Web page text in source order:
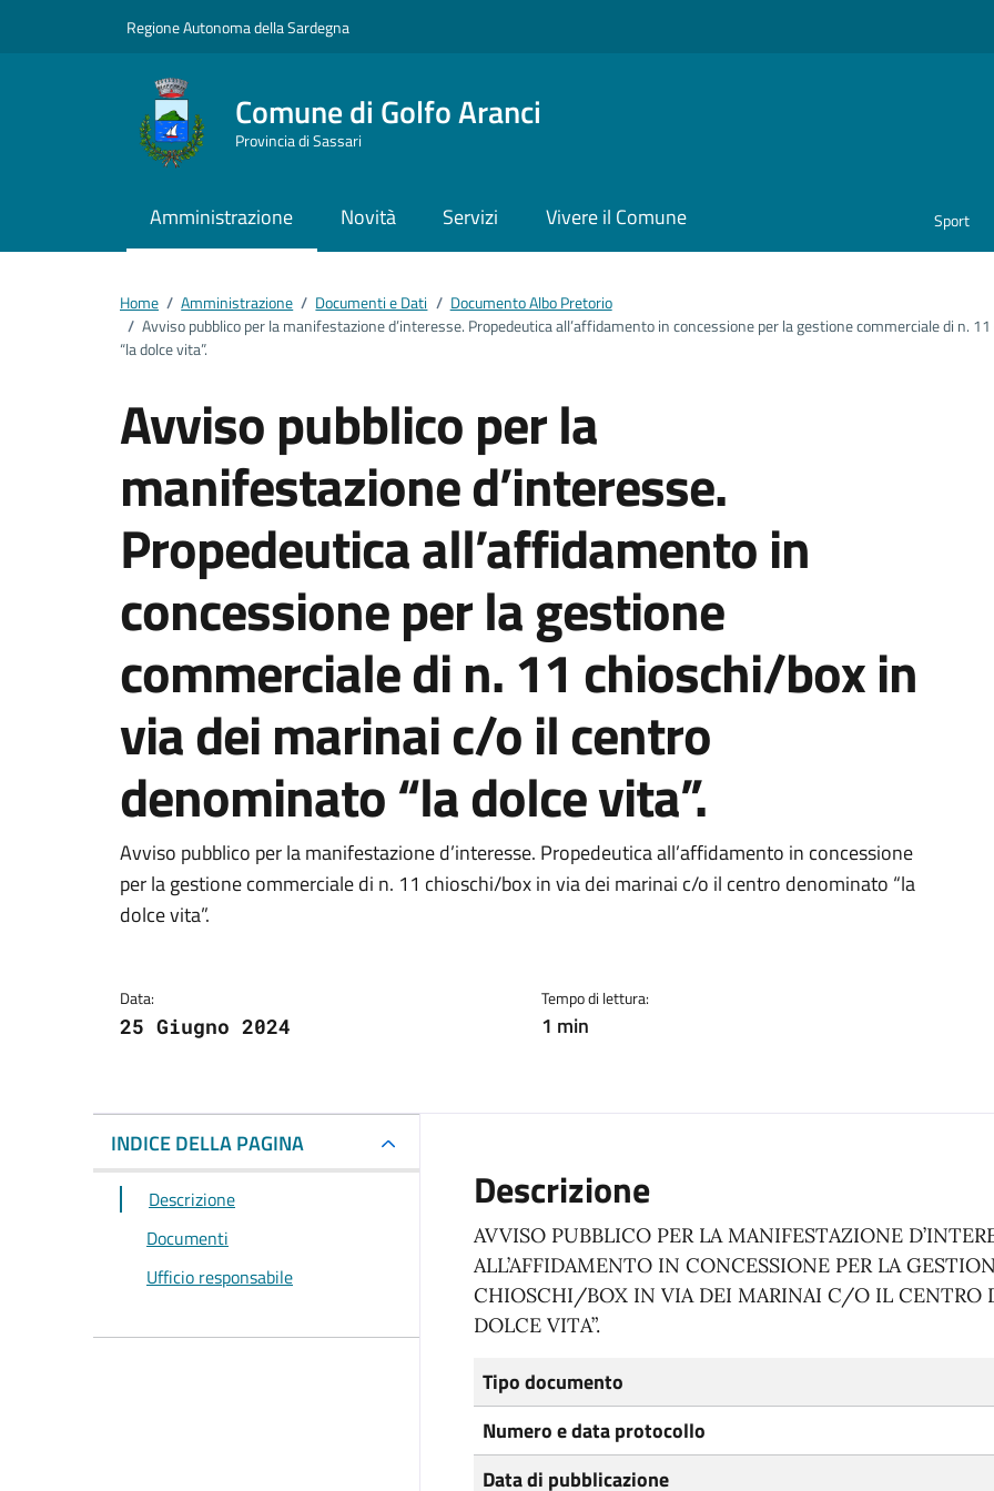
Regione Autonoma della Sardegna
Comune di Golfo Aranci
Provincia di Sassari
Amministrazione Novità Servizi Vivere il Comune Sport
Home / Amministrazione / Documenti e Dati / Documento Albo Pretorio
/ Avviso pubblico per la manifestazione d’interesse. Propedeutica all’affidamento in concessione per la gestione commerciale di n.
“la dolce vita”.
Avviso pubblico per la
manifestazione d’interesse.
Propedeutica all’affidamento in
concessione per la gestione
commerciale di n. 11 chioschi/box in
via dei marinai c/o il centro
denominato “la dolce vita”.
Dettagli del documento
Avviso pubblico per la manifestazione d’interesse. Propedeutica all’affidamento in concessione
per la gestione commerciale di n. 11 chioschi/box in via dei marinai c/o il centro denominato “la
dolce vita”.
Data:
25 Giugno 2024
Tempo di lettura:
1 min
INDICE DELLA PAGINA
Descrizione
Documenti
Ufficio responsabile
Descrizione
AVVISO PUBBLICO PER LA MANIFESTAZIONE
ALL’AFFIDAMENTO IN CONCESSIONE PER LA
CHIOSCHI/BOX IN VIA DEI MARINAI C/O IL CENTRO
DOLCE VITA”.
Tipo documento
Numero e data protocollo
Data di pubblicazione